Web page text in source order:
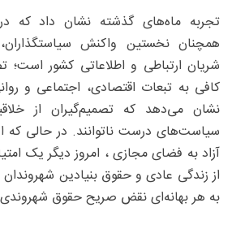
تجربه ماه‌های گذشته نشان داد که
همچنان نخستین واکنش
شریان ارتباطی و اطلاعاتی کشور
کافی به تبعات اقتصادی، اجتماعی و
نشان می‌دهد که تصمیم‌گیران از
سیاست‌های درست ناتوانند. در حالی
آزاد به فضای مجازی ، امروز دیگر یک
از زندگی عادی و حقوق بنیادین
به هر بهانه‌ای نقض صریح حقوق